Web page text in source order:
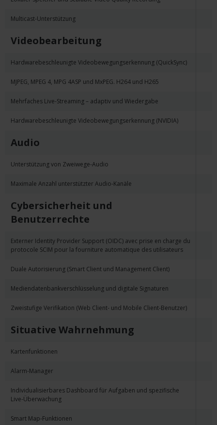
Multicast-Unterstützung
Videobearbeitung
Hardwarebeschleunigte Videobewegungserkennung (QuickSync)
MJPEG, MPEG 4, MPG 4ASP und MxPEG. H264 und H265
Mehrfaches Live-Streaming – adaptiv und Wiedergabe
Hardwarebeschleunigte Videobewegungserkennung (NVIDIA)
Audio
Unterstützung von Zweiwege-Audio
Maximale Anzahl unterstützter Audio-Kanäle
Cybersicherheit und
Benutzerrechte
Externer Identity Provider Support (OIDC) avec prise en charge du
protocole SCIM pour la fourniture automatique des utilisateurs
Duale Autorisierung (Smart Client und Management Client)
Mediendatenbankverschlüsselung und digitale Signaturen
Zweistufige Verifikation (Web Client- und Mobile Client-Benutzer)
Situative Wahrnehmung
Kartenfunktionen
Alarm-Manager
Individualisierbares Dashboard für Aufgaben und spezifische
Live-Überwachung
Smart Map-Funktionen